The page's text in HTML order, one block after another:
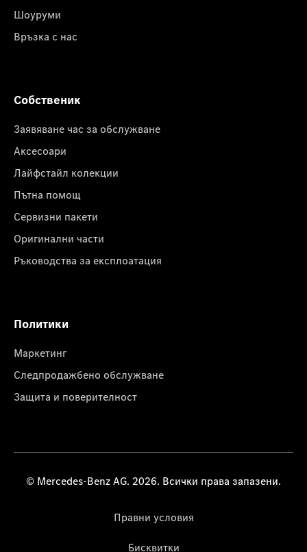
Шоуруми
Връзка с нас
Собственик
Заявяване час за обслужване
Аксесоари
Лайфстайл колекции
Пътна помощ
Сервизни пакети
Оригинални части
Ръководства за експлоатация
Политики
Маркетинг
Следпродажбено обслужване
Защита и поверителност
© Mercedes-Benz AG. 2026. Всички права запазени.
Правни условия
Бисквитки